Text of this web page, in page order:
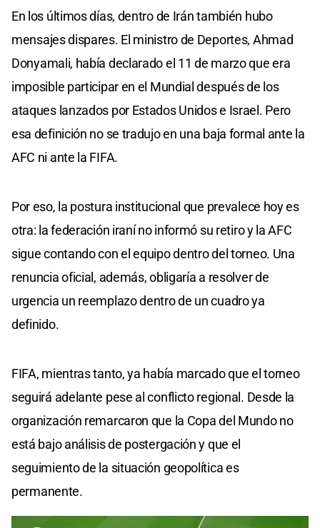
En los últimos días, dentro de Irán también hubo
mensajes dispares. El ministro de Deportes, Ahmad
Donyamali, había declarado el 11 de marzo que era
imposible participar en el Mundial después de los
ataques lanzados por Estados Unidos e Israel. Pero
esa definición no se tradujo en una baja formal ante la
AFC ni ante la FIFA.
Por eso, la postura institucional que prevalece hoy es
otra: la federación iraní no informó su retiro y la AFC
sigue contando con el equipo dentro del torneo. Una
renuncia oficial, además, obligaría a resolver de
urgencia un reemplazo dentro de un cuadro ya
definido.
FIFA, mientras tanto, ya había marcado que el torneo
seguirá adelante pese al conflicto regional. Desde la
organización remarcaron que la Copa del Mundo no
está bajo análisis de postergación y que el
seguimiento de la situación geopolítica es
permanente.